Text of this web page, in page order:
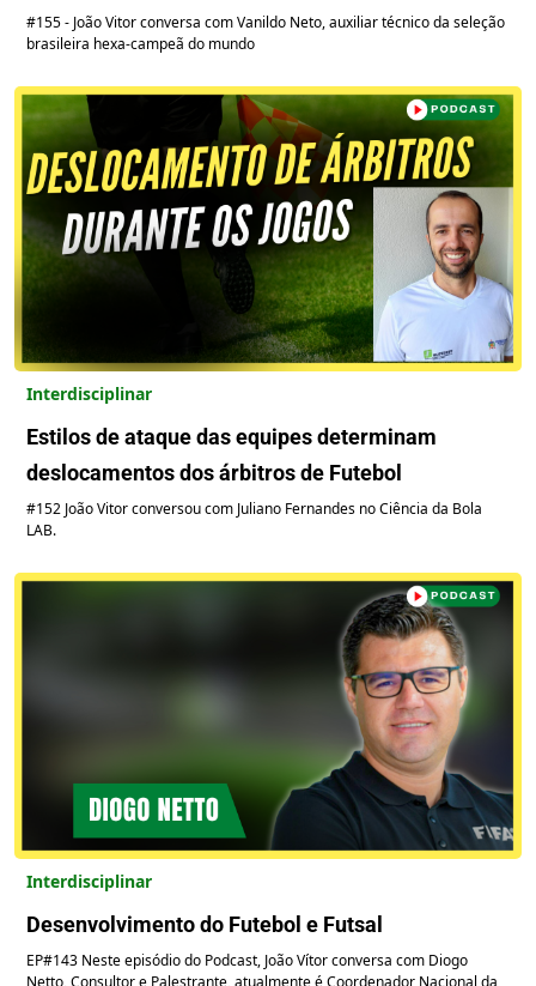
#155 - João Vitor conversa com Vanildo Neto, auxiliar técnico da seleção
brasileira hexa-campeã do mundo
Interdisciplinar
Estilos de ataque das equipes determinam
deslocamentos dos árbitros de Futebol
#152 João Vitor conversou com Juliano Fernandes no Ciência da Bola
LAB.
Interdisciplinar
Desenvolvimento do Futebol e Futsal
EP#143 Neste episódio do Podcast, João Vítor conversa com Diogo
Netto, Consultor e Palestrante, atualmente é Coordenador Nacional da